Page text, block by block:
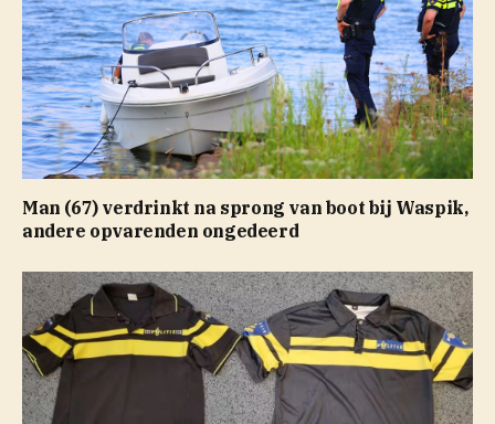
Man (67) verdrinkt na sprong van boot bij Waspik,
andere opvarenden ongedeerd